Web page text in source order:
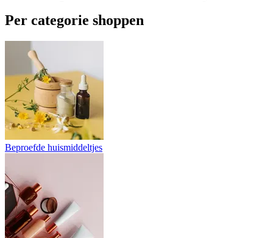
Per categorie shoppen
Beproefde huismiddeltjes